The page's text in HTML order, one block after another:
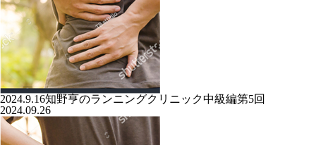
2024.9.16知野亨のランニングクリニック中級編第5回
2024.09.26